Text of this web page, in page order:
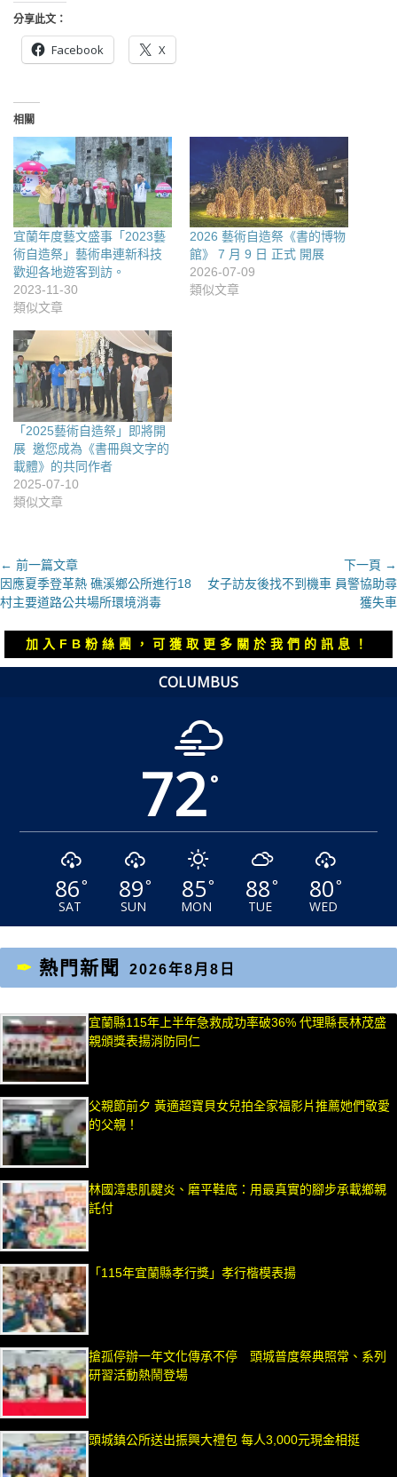
分享此文：
Facebook X
相關
宜蘭年度藝文盛事「2023藝
術自造祭」藝術串連新科技
歡迎各地遊客到訪。
2023-11-30
類似文章
2026 藝術自造祭《書的博物
館》 7 月 9 日 正式 開展
2026-07-09
類似文章
「2025藝術自造祭」即將開
展 邀您成為《書冊與文字的
載體》的共同作者
2025-07-10
類似文章
文
章
導
覽
← 前一篇文章
上
一
章：
因應夏季登革熱 礁溪鄉公所進行18
村主要道路公共場所環境消毒
下一頁 →
下
文
章：
女子訪友後找不到機車 員警協助尋
獲失車
加入FB粉絲團，可獲取更多關於我們的訊息！
COLUMBUS
72°
86°
SAT
89°
SUN
85°
MON
88°
TUE
80°
WED
熱門新聞 2026年8月8日
宜蘭縣115年上半年急救成功率破36% 代理縣長林茂盛
親頒獎表揚消防同仁
父親節前夕 黃適超寶貝女兒拍全家福影片推薦她們敬愛
的父親！
林國漳患肌腱炎、磨平鞋底：用最真實的腳步承載鄉親
託付
「115年宜蘭縣孝行獎」孝行楷模表揚
搶孤停辦一年文化傳承不停 頭城普度祭典照常、系列
研習活動熱鬧登場
頭城鎮公所送出振興大禮包 每人3,000元現金相挺